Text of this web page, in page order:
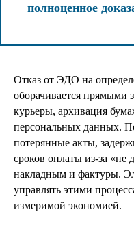
полноценное
Отказ от ЭДО на
оборачивается прямыми
курьеры, архивация
персональных данных.
потерянные акты,
сроков оплаты из‑за
накладным и фактуры.
управлять этими
измеримой экономией.